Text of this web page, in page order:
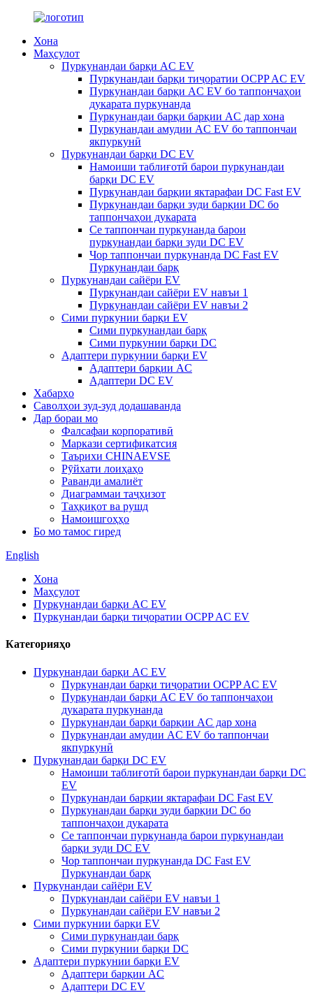
Хона
Маҳсулот
Пуркунандаи барқи AC EV
Пуркунандаи барқи тиҷоратии OCPP AC EV
Пуркунандаи барқи AC EV бо таппончаҳои
дукарата пуркунанда
Пуркунандаи барқи барқии AC дар хона
Пуркунандаи амудии AC EV бо таппончаи
якпуркунӣ
Пуркунандаи барқи DC EV
Намоиши таблиғотӣ барои пуркунандаи
барқи DC EV
Пуркунандаи барқии яктарафаи DC Fast EV
Пуркунандаи барқи зуди барқии DC бо
таппончаҳои дукарата
Се таппончаи пуркунанда барои
пуркунандаи барқи зуди DC EV
Чор таппончаи пуркунанда DC Fast EV
Пуркунандаи барқ
Пуркунандаи сайёри EV
Пуркунандаи сайёри EV навъи 1
Пуркунандаи сайёри EV навъи 2
Сими пуркунии барқи EV
Сими пуркунандаи барқ
Сими пуркунии барқи DC
Адаптери пуркунии барқи EV
Адаптери барқии AC
Адаптери DC EV
Хабарҳо
Саволҳои зуд-зуд додашаванда
Дар бораи мо
Фалсафаи корпоративӣ
Маркази сертификатсия
Таърихи CHINAEVSE
Рӯйхати лоиҳаҳо
Раванди амалиёт
Диаграммаи таҷҳизот
Таҳқиқот ва рушд
Намоишгоҳҳо
Бо мо тамос гиред
English
Хона
Маҳсулот
Пуркунандаи барқи AC EV
Пуркунандаи барқи тиҷоратии OCPP AC EV
Категорияҳо
Пуркунандаи барқи AC EV
Пуркунандаи барқи тиҷоратии OCPP AC EV
Пуркунандаи барқи AC EV бо таппончаҳои
дукарата пуркунанда
Пуркунандаи барқи барқии AC дар хона
Пуркунандаи амудии AC EV бо таппончаи
якпуркунӣ
Пуркунандаи барқи DC EV
Намоиши таблиғотӣ барои пуркунандаи барқи DC
EV
Пуркунандаи барқии яктарафаи DC Fast EV
Пуркунандаи барқи зуди барқии DC бо
таппончаҳои дукарата
Се таппончаи пуркунанда барои пуркунандаи
барқи зуди DC EV
Чор таппончаи пуркунанда DC Fast EV
Пуркунандаи барқ
Пуркунандаи сайёри EV
Пуркунандаи сайёри EV навъи 1
Пуркунандаи сайёри EV навъи 2
Сими пуркунии барқи EV
Сими пуркунандаи барқ
Сими пуркунии барқи DC
Адаптери пуркунии барқи EV
Адаптери барқии AC
Адаптери DC EV